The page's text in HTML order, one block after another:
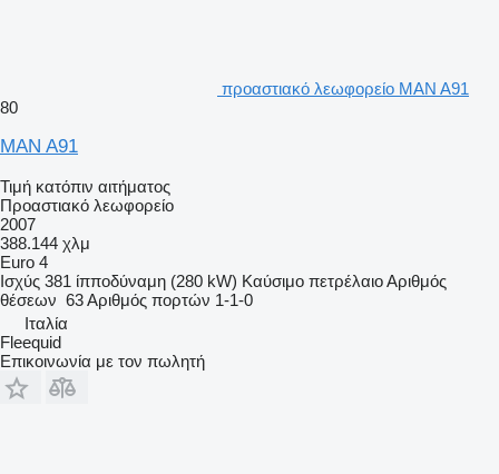
προαστιακό λεωφορείο MAN A91
80
MAN A91
Τιμή κατόπιν αιτήματος
Προαστιακό λεωφορείο
2007
388.144 χλμ
Euro 4
Ισχύς 381 ίπποδύναμη (280 kW) Καύσιμο πετρέλαιοΑριθμός
θέσεων 63Αριθμός πορτών 1-1-0
Ιταλία
Fleequid
Επικοινωνία με τον πωλητή